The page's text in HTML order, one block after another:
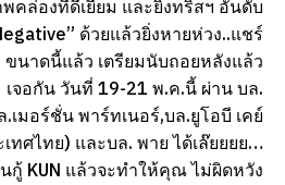
คล่องที่ดีเยี่ยม และยิ่งทริสฯ อันดับ
ด้วยแล้วยิ่งหายห่วง..แชร์
นาดนี้แล้ว เตรียมนับถอยหลังแล้ว
เจอกัน วันที่ 19-21 พ.ค.นี้ ผ่าน บล.
เมอร์ชั่น พาร์ทเนอร์,บล.ยูโอบี เคย์
ทศไทย) และบล. พาย ได้เล๊ยยยย…
กู้ KUN แล้วจะทำให้คุณ ไม่ผิดหวัง